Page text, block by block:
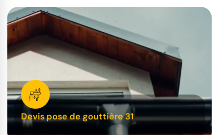
Devis pose de gouttière 31